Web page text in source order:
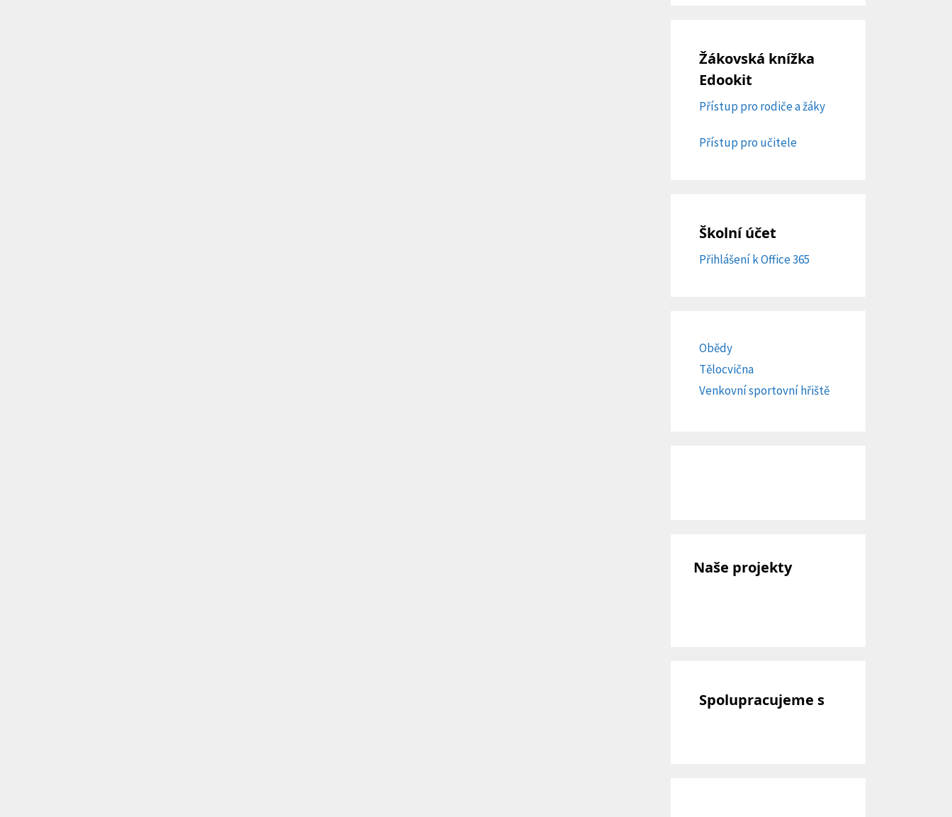
Žákovská knížka
Edookit
Přístup pro rodiče a žáky
Přístup pro učitele
Školní účet
Přihlášení k Office 365
Obědy
Tělocvična
Venkovní sportovní hřiště
Naše projekty
Spolupracujeme s